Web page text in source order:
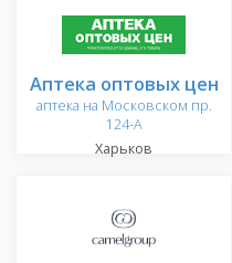
Аптека оптовых цен
аптека на Московском пр.
124-А
Харьков